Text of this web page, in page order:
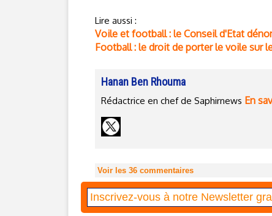
Lire aussi :
Voile et football : le Conseil d'Etat
Football : le droit de porter le voile sur
Hanan Ben Rhouma
Rédactrice en chef de Saphirnews En
Voir les 36 commentaires